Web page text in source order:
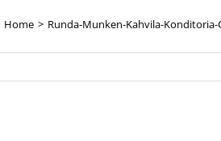
Home Runda-Munken-Kahvila-